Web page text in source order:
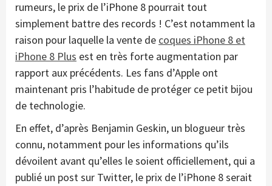
rumeurs, le prix de l’iPhone 8 pourrait tout
simplement battre des records ! C’est notamment la
raison pour laquelle la vente de coques iPhone 8 et
iPhone 8 Plus est en très forte augmentation par
rapport aux précédents. Les fans d’Apple ont
maintenant pris l’habitude de protéger ce petit bijou
de technologie.
En effet, d’après Benjamin Geskin, un blogueur très
connu, notamment pour les informations qu’ils
dévoilent avant qu’elles le soient officiellement, qui a
publié un post sur Twitter, le prix de l’iPhone 8 serait